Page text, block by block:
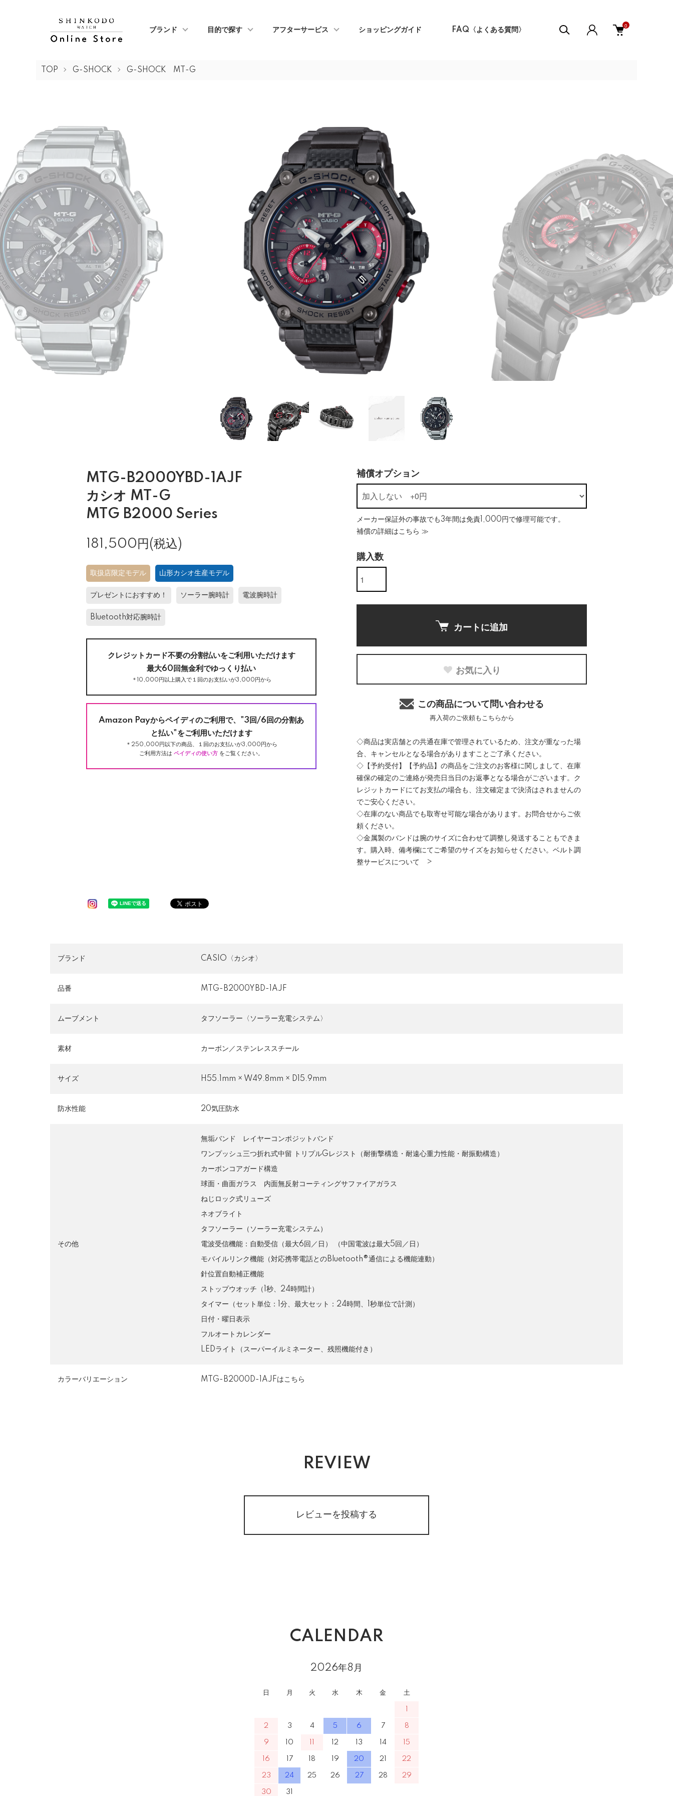
ブランド 目的で探す アフターサービス ショッピングガイド FAQ〈よくある質問〉
0
TOP G-SHOCK G-SHOCK MT-G
MTG-B2000YBD-1AJF
カシオ MT-G
MTG B2000 Series
181,500円(税込)
取扱店限定モデル 山形カシオ生産モデル
プレゼントにおすすめ！ ソーラー腕時計 電波腕時計
Bluetooth対応腕時計
クレジットカード不要の分割払いをご利用いただけます
最大60回無金利でゆっくり払い
＊10,000円以上購入で１回のお支払いが3,000円から
Amazon Payからペイディのご利用で、"3回/6回の分割あ
と払い"をご利用いただけます
＊250,000円以下の商品、１回のお支払いが3,000円から
ご利用方法は ペイディの使い方 をご覧ください。
補償オプション
メーカー保証外の事故でも3年間は免責1,000円で修理可能です。
補償の詳細はこちら ≫
購入数
カートに追加
お気に入り
この商品について問い合わせる
再入荷のご依頼もこちらから
◇商品は実店舗との共通在庫で管理されているため、注文が重なった場
合、キャンセルとなる場合がありますことご了承ください。
◇【予約受付】【予約品】の商品をご注文のお客様に関しまして、在庫
確保の確定のご連絡が発売日当日のお返事となる場合がございます。ク
レジットカードにてお支払の場合も、注文確定まで決済はされませんの
でご安心ください。
◇在庫のない商品でも取寄せ可能な場合があります。お問合せからご依
頼ください。
◇金属製のバンドは腕のサイズに合わせて調整し発送することもできま
す。購入時、備考欄にてご希望のサイズをお知らせください。 ベルト調
整サービスについて >
ブランド CASIO〈カシオ〉
品番 MTG-B2000YBD-1AJF
ムーブメント タフソーラー〈ソーラー充電システム〉
素材 カーボン／ステンレススチール
サイズ H55.1mm × W49.8mm × D15.9mm
防水性能 20気圧防水
その他
無垢バンド レイヤーコンポジットバンド
ワンプッシュ三つ折れ式中留 トリプルGレジスト（耐衝撃構造・耐遠心重力性能・耐振動構造）
カーボンコアガード構造
球面・曲面ガラス 内面無反射コーティングサファイアガラス
ねじロック式リューズ
ネオブライト
タフソーラー（ソーラー充電システム）
電波受信機能：自動受信（最大6回／日） （中国電波は最大5回／日）
モバイルリンク機能（対応携帯電話とのBluetooth®通信による機能連動）
針位置自動補正機能
ストップウオッチ（1秒、24時間計）
タイマー（セット単位：1分、最大セット：24時間、1秒単位で計測）
日付・曜日表示
フルオートカレンダー
LEDライト（スーパーイルミネーター、残照機能付き）
カラーバリエーション MTG-B2000D-1AJFはこちら
REVIEW
レビューを投稿する
CALENDAR
2026年8月
日 月 火 水 木 金 土
2 3 4 5 6 7 8
9 10 12 13 14 15
16 17 18 19 20 21 22
23 24 25 26 27 28 29
30 31